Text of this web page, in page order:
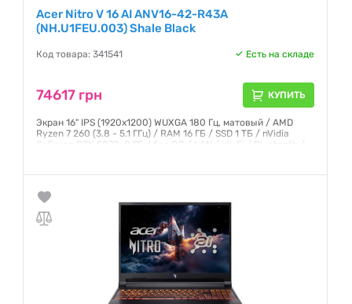
Acer Nitro V 16 AI ANV16-42-R43A
(NH.U1FEU.003) Shale Black
Код товара: 341541 Есть на складе
74617 грн КУПИТЬ
Экран 16" IPS (1920x1200) WUXGA 180 Гц, матовый / AMD
Ryzen 7 260 (3.8 - 5.1 ГГц) / RAM 16 ГБ / SSD 1 ТБ / nVidia
GeForce RTX 5070, 8 ГБ / без ОД / LAN / Wi-Fi / Bluetooth /
Гарантия:12 месяцев